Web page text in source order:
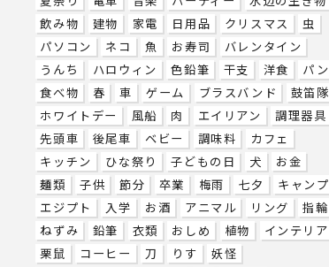
飲み物
建物 家電 日用品 クリスマス
虫
パソコン
ネコ 魚 お寿司
バレンタイン
うんち
ハロウィン 色鉛筆 干支 洋食
パン
食べ物
春 車 ゲーム ブラスバンド
鼓笛隊
ホワイトデー
風船 肉 エイリアン
調理器具
先頭車
後尾車 ベビー 調味料
カフェ
キッチン
ひな祭り 子どもの日 犬
お金
麺類
子供 節分 卒業 梅雨 七夕
キャンプ
エジプト
入学 お酒 アニマル リング
指輪
ねずみ
鉛筆 衣類 おしめ 植物
インテリア
栗鼠
コーヒー 刀 りす
妖怪